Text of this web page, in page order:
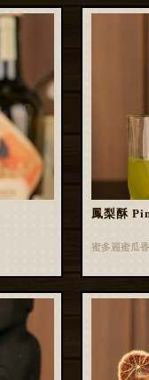
鳳梨酥
蜜多麗蜜瓜